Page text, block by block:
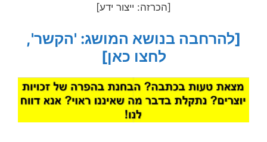
[הכרזה: ייצור ידע]
[להרחבה בנושא המושג: 'הקשר',
לחצו כאן]